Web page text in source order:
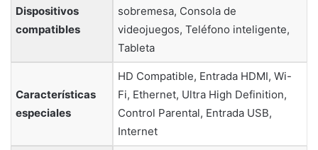
Dispositivos
compatibles
sobremesa, Consola de
videojuegos, Teléfono inteligente,
Tableta
Características
especiales
‎HD Compatible, Entrada HDMI, Wi-
Fi, Ethernet, Ultra High Definition,
Control Parental, Entrada USB,
Internet